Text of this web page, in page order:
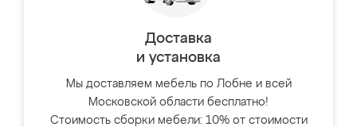
Доставка
и установка
Мы доставляем мебель по Лобне и всей
Московской области бесплатно!
Стоимость сборки мебели: 10% от стоимости